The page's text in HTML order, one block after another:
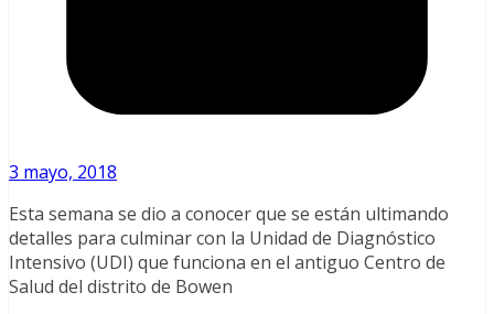
3 mayo, 2018
Esta semana se dio a conocer que se están ultimando
detalles para culminar con la Unidad de Diagnóstico
Intensivo (UDI) que funciona en el antiguo Centro de
Salud del distrito de Bowen